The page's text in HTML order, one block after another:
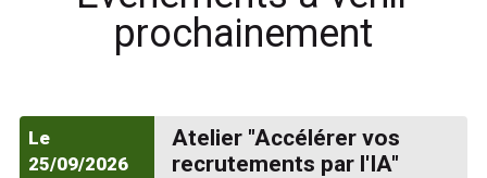
prochainement
Le
25/09/2026
Atelier "Accélérer vos
recrutements par l'IA"